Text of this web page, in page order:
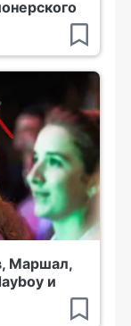
Маршал,
и